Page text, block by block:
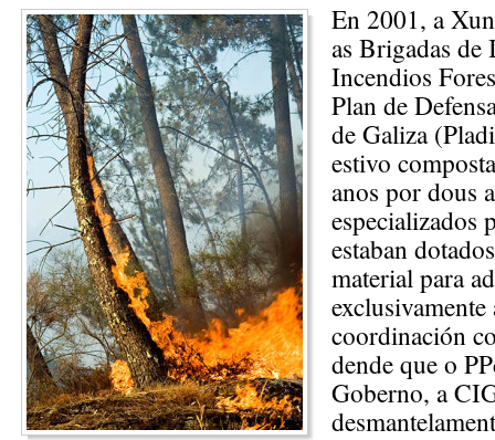
En 2001, a
as Brigadas de
Incendios
Plan de
de Galiza
estivo
anos por dous
especializados
estaban
material para
coordinación
dende que o
Goberno, a